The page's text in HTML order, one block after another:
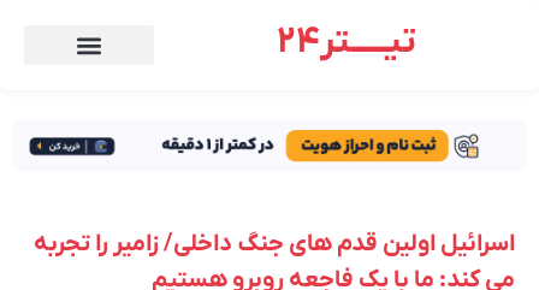
تیـــــتر24
اسرائیل اولین قدم های جنگ داخلی/ زامیر را تجربه
می کند: ما با یک فاجعه روبرو هستیم